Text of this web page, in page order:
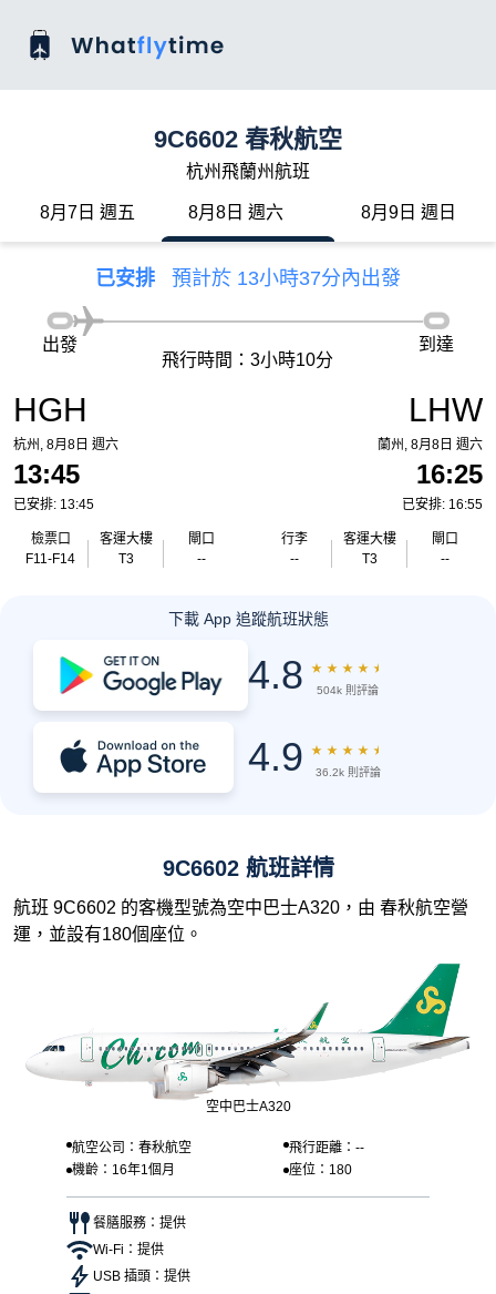
9C6602 春秋航空
杭州飛蘭州航班
8月7日 週五 8月8日 週六 8月9日 週日
已安排 預計於 13小時37分內出發
HGH
杭州, 8月8日 週六
13:45
已安排: 13:45
檢票口
F11-F14
客運大樓
T3
閘口
--
出發
飛行時間：3小時10分
到達
LHW
蘭州, 8月8日 週六
16:25
已安排: 16:55
行李
--
客運大樓
T3
閘口
--
下載 App 追蹤航班狀態
4.8 ★ ★ ★ ★ ★
504k 則評論
4.9 ★ ★ ★ ★ ★
36.2k 則評論
9C6602 航班詳情
航班 9C6602 的客機型號為空中巴士A320，由 春秋航空營
運，並設有180個座位。
空中巴士A320
航空公司：春秋航空
飛行距離：--
機齡：16年1個月
座位：180
餐膳服務：提供
Wi-Fi：提供
USB 插頭：提供